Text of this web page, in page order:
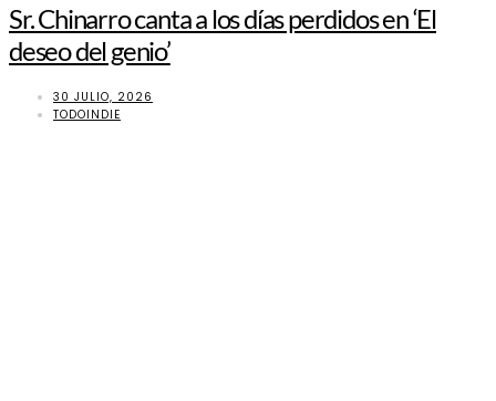
Sr. Chinarro canta a los días perdidos en ‘El
deseo del genio’
30 JULIO, 2026
TODOINDIE